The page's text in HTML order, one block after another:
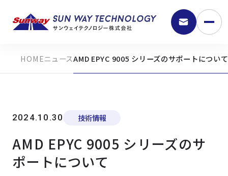
9:30 - 18:00
ニュースAMD EPYC 9005 シリーズのサポートについて
2024.10.30 技術情報
AMD EPYC 9005 シリーズのサ
ポートについて